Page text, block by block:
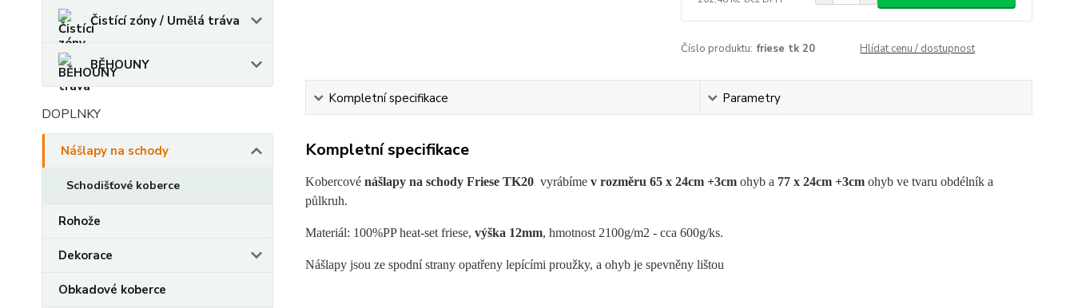
Čistící zóny / Umělá tráva
BĚHOUNY
DOPLNKY
Nášlapy na schody
Schodišťové koberce
Rohože
Dekorace
Obkadové koberce
Číslo produktu: friese tk 20 Hlídat cenu / dostupnost
Kompletní specifikace Parametry
Kompletní specifikace
Kobercové nášlapy na schody Friese TK20 vyrábíme v rozměru 65 x 24cm +3cmohyb a 77 x 24cm +3cmohyb ve tvaru obdélník a
půlkruh.
Materiál: 100%PP heat-set friese, výška 12mm, hmotnost 2100g/m2 - cca 600g/ks.
Nášlapy jsou ze spodní strany opatřeny lepícími proužky, a ohyb je spevněny lištou